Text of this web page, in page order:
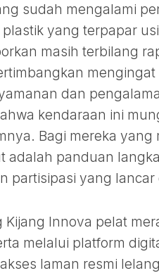
sudah mengalami
yang terpapar
masih terbilang
dan
kendaraan ini
Bagi mereka yang
adalah panduan
partisipasi yang lancar
Kijang Innova pelat
melalui platform
laman resmi